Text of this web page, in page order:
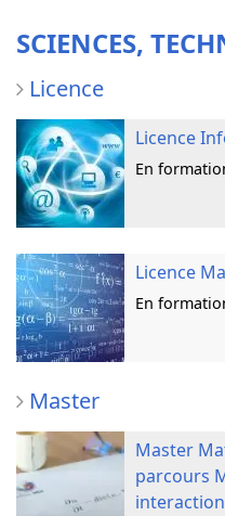
SCIENCES,
Licence
Licence
En
Licence
En
Master
Master
parcours